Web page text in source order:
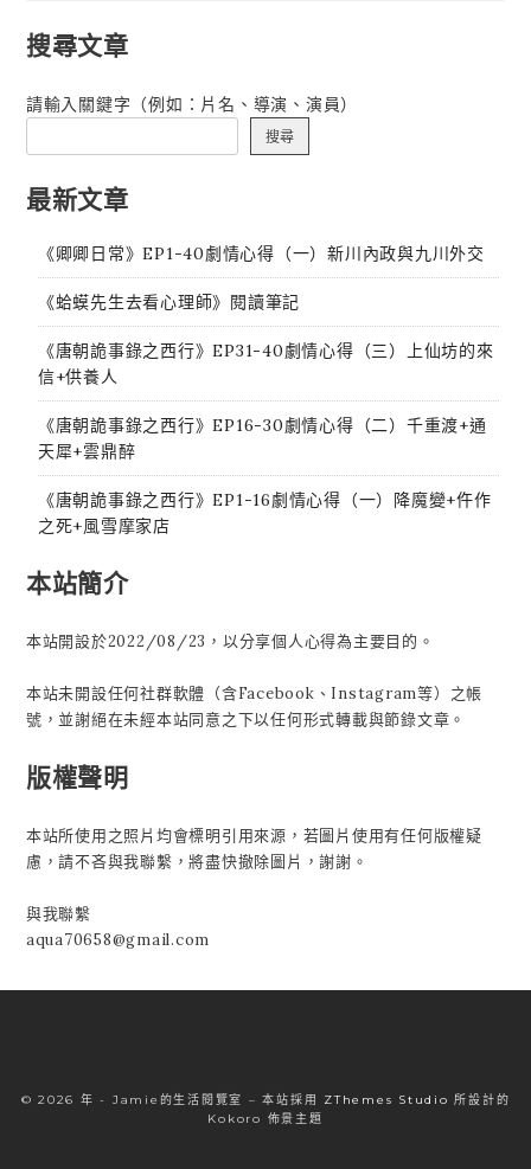
搜尋文章
請輸入關鍵字（例如：片名、導演、演員）
搜尋
最新文章
《卿卿日常》EP1-40劇情心得（一）新川內政與九川外交
《蛤蟆先生去看心理師》閱讀筆記
《唐朝詭事錄之西行》EP31-40劇情心得（三）上仙坊的來
信+供養人
《唐朝詭事錄之西行》EP16-30劇情心得（二）千重渡+通
天犀+雲鼎醉
《唐朝詭事錄之西行》EP1-16劇情心得（一）降魔變+仵作
之死+風雪摩家店
本站簡介
本站開設於2022/08/23，以分享個人心得為主要目的。
本站未開設任何社群軟體（含Facebook、Instagram等）之帳
號，並謝絕在未經本站同意之下以任何形式轉載與節錄文章。
版權聲明
本站所使用之照片均會標明引用來源，若圖片使用有任何版權疑
慮，請不吝與我聯繫，將盡快撤除圖片，謝謝。
與我聯繫
aqua70658@gmail.com
© 2026 年 - Jamie的生活閱覽室 –本站採用 ZThemes Studio 所設計的
Kokoro 佈景主題